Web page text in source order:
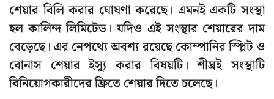
শেয়ার বিলি করার ঘোষণা করেছে। এমনই একটি সংস্থা
হল কালিন্দ লিমিটেড। যদিও এই সংস্থার শেয়ারের দাম
বেড়েছে। এর নেপথ্যে অবশ্য রয়েছে কোম্পানির স্প্লিট ও
বোনাস শেয়ার ইস্যু করার বিষয়টি। শীঘ্রই সংস্থাটি
বিনিয়োগকারীদের ফ্রিতে শেয়ার দিতে চলেছে।